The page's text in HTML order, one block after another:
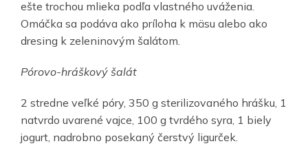
ešte trochou mlieka podľa vlastného uváženia.
Omáčka sa podáva ako príloha k mäsu alebo ako
dresing k zeleninovým šalátom.
Pórovo-hráškový šalát
2 stredne veľké póry, 350 g sterilizovaného hrášku, 1
natvrdo uvarené vajce, 100 g tvrdého syra, 1 biely
jogurt, nadrobno posekaný čerstvý ligurček.